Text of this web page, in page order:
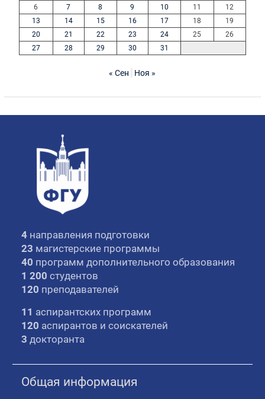
6
7 8 9 10 11
12
13
14 15 16 17 18
19
20
21 22 23 24 25
26
27
28 29 30 31
« Сен Ноя »
4 направления подготовки
23 магистерские программы
40 программ дополнительного образования
1 200 студентов
120 преподавателей
11 аспирантских программ
120 аспирантов и соискателей
3 докторанта
Общая информация